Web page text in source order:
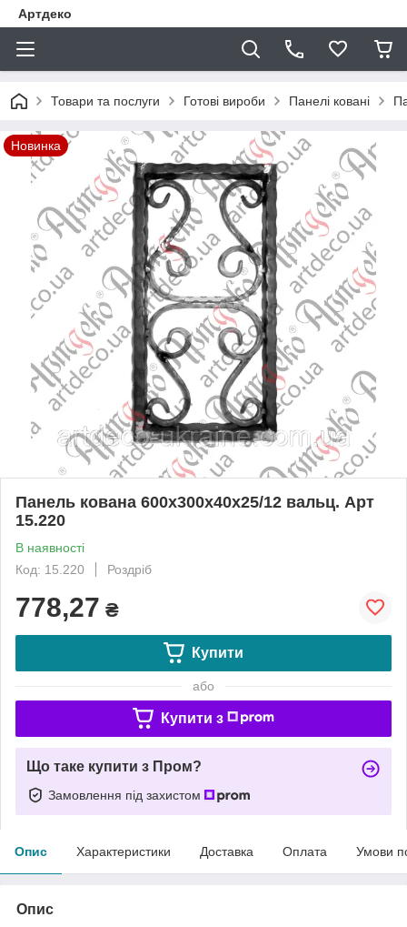
Артдеко
Товари та послуги Готові вироби Панелі ковані
Новинка
Панель кована 600х300х40х25/12 вальц. Арт
15.220
В наявності
Код: 15.220
Роздріб
778,27 ₴
Купити
або
Купити з
Що таке купити з Пром?
Замовлення під захистом
Опис Характеристики Доставка Оплата Умови
Опис